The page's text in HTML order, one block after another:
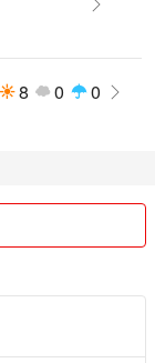
8 0 0